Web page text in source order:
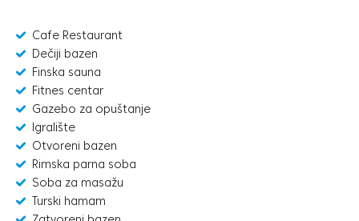
Cafe Restaurant
Dečiji bazen
Finska sauna
Fitnes centar
Gazebo za opuštanje
Igralište
Otvoreni bazen
Rimska parna soba
Soba za masažu
Turski hamam